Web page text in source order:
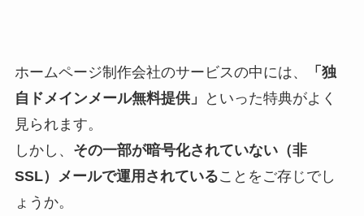
ホームページ制作会社のサービスの中には、
「独
自ドメインメール無料提供」
といった特典がよく
見られます。
しかし、 その一部が暗号化されていない（非
SSL）メールで運用されていることをご存じでし
ょうか。